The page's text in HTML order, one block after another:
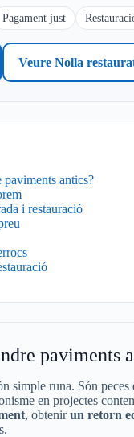
Pagament just
Veure Nolla
paviments antics?
i restauració
paviments
simple runa. Són peces
en projectes
, obtenirun retorn